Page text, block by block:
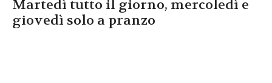
Martedì tutto il giorno, mercoledì e
giovedì solo a pranzo